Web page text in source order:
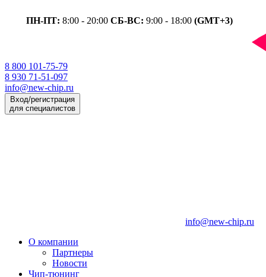
ПН-ПТ: 8:00 - 20:00 СБ-ВС: 9:00 - 18:00 (GMT+3)
8 800 101-75-79
8 930 71-51-097
info@new-chip.ru
Вход/регистрация
для специалистов
info@new-chip.ru
О компании
Партнеры
Новости
Чип-тюнинг